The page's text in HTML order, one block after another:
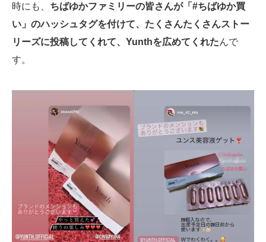
時にも、 ちばゆかファミリーの皆さんが「#ちばゆか買
い」のハッシュタグを付けて、たくさんたくさんストー
リーズに投稿してくれて、Yunthを広めてくれたんで
す。